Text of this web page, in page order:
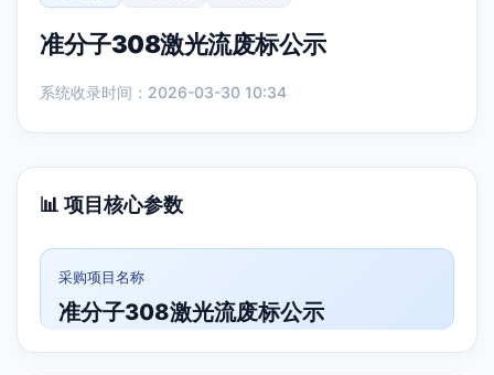
准分子308激光流废标公示
系统收录时间：2026-03-30 10:34
📊 项目核心参数
采购项目名称
准分子308激光流废标公示